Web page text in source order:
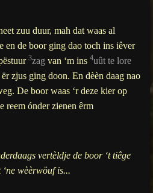
zuu duur, mah dat waas al
en de boor ging dao toch ins iêver
3zag van ‘m ins 4uût te lore
zjus ging doon. En dèèn daag nao
De boor waas ‘r deze kier op
reem ónder zienen êrm
vertèldje de boor ‘t tiêge
wèèrwöuf is...